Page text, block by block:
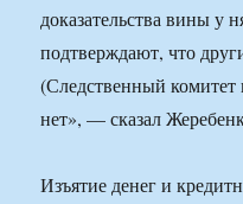
доказательства вины у
подтверждают, что
(Следственный
нет», — сказал
Изъятие денег и